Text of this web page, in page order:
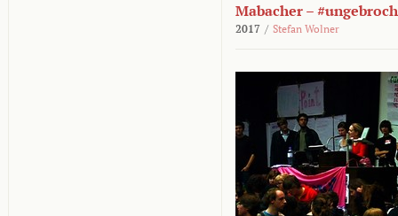
Mabacher –
2017 / Stefan Wolner